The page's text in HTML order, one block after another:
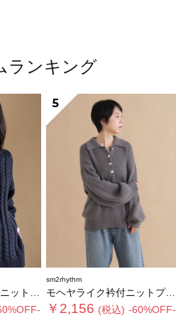
ランキング
ーバー
5
sm2rhythm
モヘヤライク衿付ニットプルオーバー
￥2,156 (税込) -60%OFF-